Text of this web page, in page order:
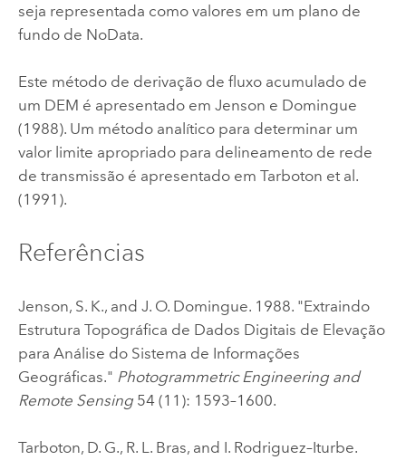
seja representada como valores em um plano de
fundo de NoData.
Este método de derivação de fluxo acumulado de
um DEM é apresentado em Jenson e Domingue
(1988). Um método analítico para determinar um
valor limite apropriado para delineamento de rede
de transmissão é apresentado em Tarboton et al.
(1991).
Referências
Jenson, S. K., and J. O. Domingue. 1988. "Extraindo
Estrutura Topográfica de Dados Digitais de Elevação
para Análise do Sistema de Informações
Geográficas." Photogrammetric Engineering and
Remote Sensing54 (11): 1593–1600.
Tarboton, D. G., R. L. Bras, and I. Rodriguez–Iturbe.